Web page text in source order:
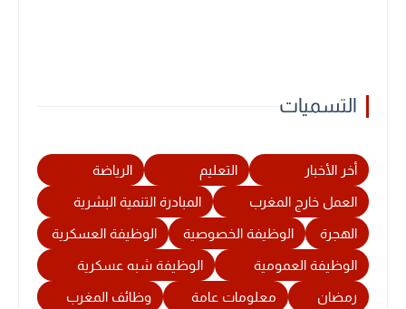
التسميات
أخر الأخبار التعليم الرياضة
العمل خارج المغرب المبادرة التنمية البشرية
الهجرة الوظيفة الخصوصية الوظيفة العسكرية
الوظيفة العمومية الوظيفة شبه عسكرية
رمضان معلومات عامة وظائف المغرب